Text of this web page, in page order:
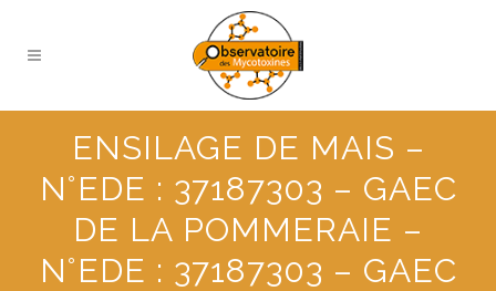
ENSILAGE DE MAIS –
N°EDE : 37187303 – GAEC
DE LA POMMERAIE –
N°EDE : 37187303 – GAEC